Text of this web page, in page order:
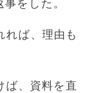
をした。
れば、理由も
ば、資料を直